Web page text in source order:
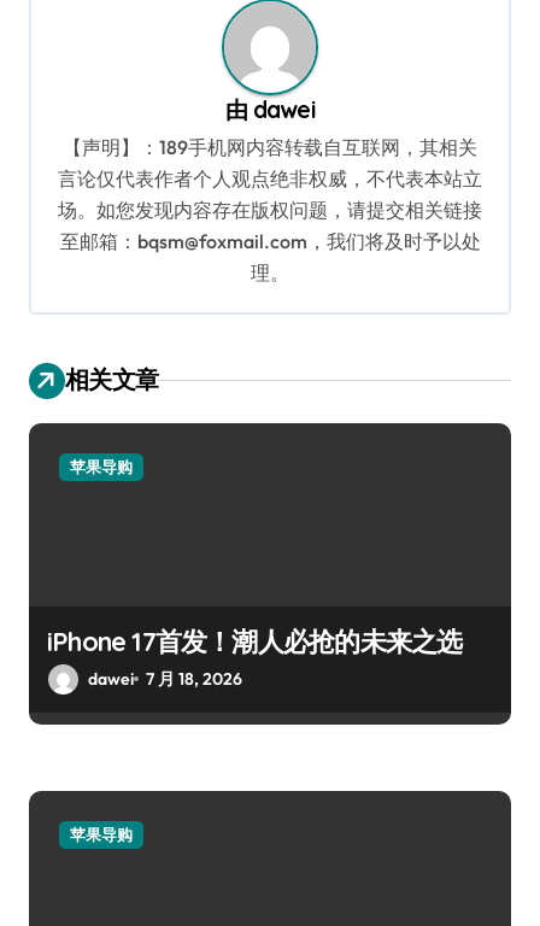
由 dawei
【声明】：189手机网内容转载自互联网，其相关
言论仅代表作者个人观点绝非权威，不代表本站立
场。如您发现内容存在版权问题，请提交相关链接
至邮箱：bqsm@foxmail.com，我们将及时予以处
理。
相关文章
苹果导购
iPhone 17首发！潮人必抢的未来之选
dawei 7 月 18, 2026
苹果导购